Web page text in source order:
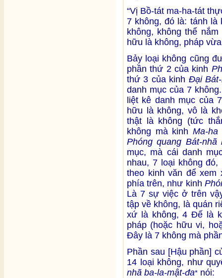
“Vị Bồ-tát ma-ha-tát
7 không, đó là: tánh
không, không thể
hữu là không, pháp
Bảy loại không cũng
phần thứ 2 của kinh
thứ 3 của kinh Đại
danh mục của 7
liệt kê danh mục của
hữu là không, vô là
thật là không (tức
không mà kinh Ma-
Phóng quang Bát-nhã
mục, mà cái danh
nhau, 7 loại không
theo kinh văn để
phía trên, như kinh
Là 7 sự việc ở trên
tập về không, là quán
xứ là không, 4 Đế là
pháp (hoặc hữu vi,
Đây là 7 không mà
Phần sau [Hậu phần]
14 loại không, như
nhã ba-la-mật-đa* nói: